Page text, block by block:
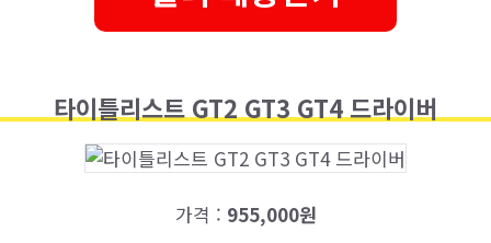
타이틀리스트 GT2 GT3 GT4 드라이버
가격 : 955,000원